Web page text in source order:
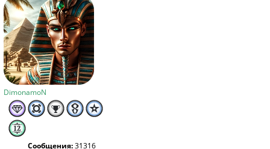
DimonamoN
Сообщения:31316